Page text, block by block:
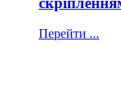
Перейти ...